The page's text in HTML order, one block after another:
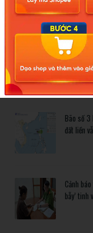
Bão số
đất liền
Cảnh
bẫy’ tinh